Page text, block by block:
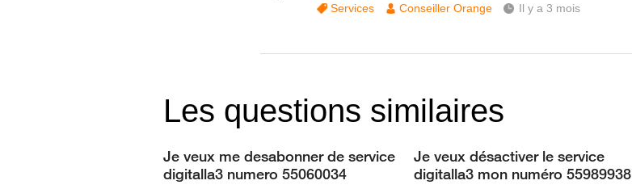
Services
Conseiller Orange Il y a 3 mois
Les questions similaires
Je veux me desabonner de service
digitalla3 numero 55060034
Je veux désactiver le service
digitalla3 mon numéro 55989938